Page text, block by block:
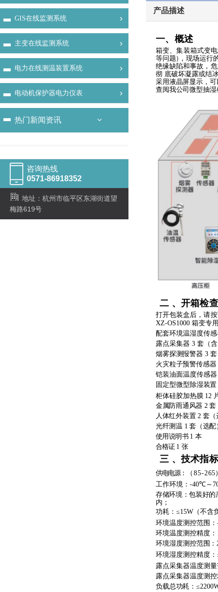
产品描述
一、概述
箱变、集装箱式变
等问题） ，现场运行
绝缘缺陷和事故，
彻 底破坏凝露或结
采用液晶屏显示，
查阅我公司微型抽
二 、开箱检查
打开包装盒后，请
XZ-OS1000 箱变专
配套环境温湿度传
露点采集器 3 套（
烟雾探测报警器 3 套
火灾粒子预警传感器
铠装油面温度传感器
固定型微型除湿装置
柜体硅胶加热膜 12
金属防雨通风器 2 套
人体红外装置 2 套（
光纤测温 1 套（选配
使用说明书 1 本
合格证 1 张
三 、技术指标
供电电源： （85-265
工作环境： -40℃～
存储环境：包装好的
内；
功耗： ≤15W （不含
环境温度测控范围：
环境温度测控精度：
环境湿度测控范围：
环境湿度测控精度：
露点采集器温度测
露点采集器温度测
负载总功耗：≤
GIS在线监测系统 ›
主变在线监测系统 ›
电力在线测温装置系统 ›
电动机保护器电力仪表 ›
热门新闻资讯
咨询热线
0571-86918352
地址：杭州市临平区东湖街道望
梅路619号